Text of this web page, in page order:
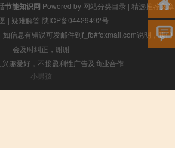
节能知识网 Powered by 网站分类目录 | 精选推荐文章
| 疑难解答 陕ICP备04429492号
信息有错误可发邮件到f_fb#foxmail.com说明，我们
会及时纠正，谢谢
趣爱好，不接盈利性广告及商业合作
小男孩